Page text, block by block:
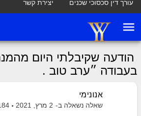
עורך דין סכסוכי שכנים יצירת קשר
menu
הודעה שקיבלתי היום
בעבודה ״ערב טוב .
אנונימי
שאלה נשאלה ב- 2 מרץ, 2021